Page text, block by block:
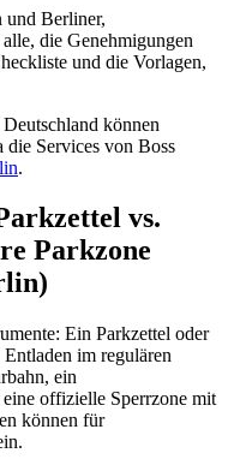
und Berliner,
die Genehmigungen
und die Vorlagen,
können
Services von Boss
.
vs.
Parkzone
Ein Parkzettel oder
im regulären
ein
offizielle Sperrzone mit
können für